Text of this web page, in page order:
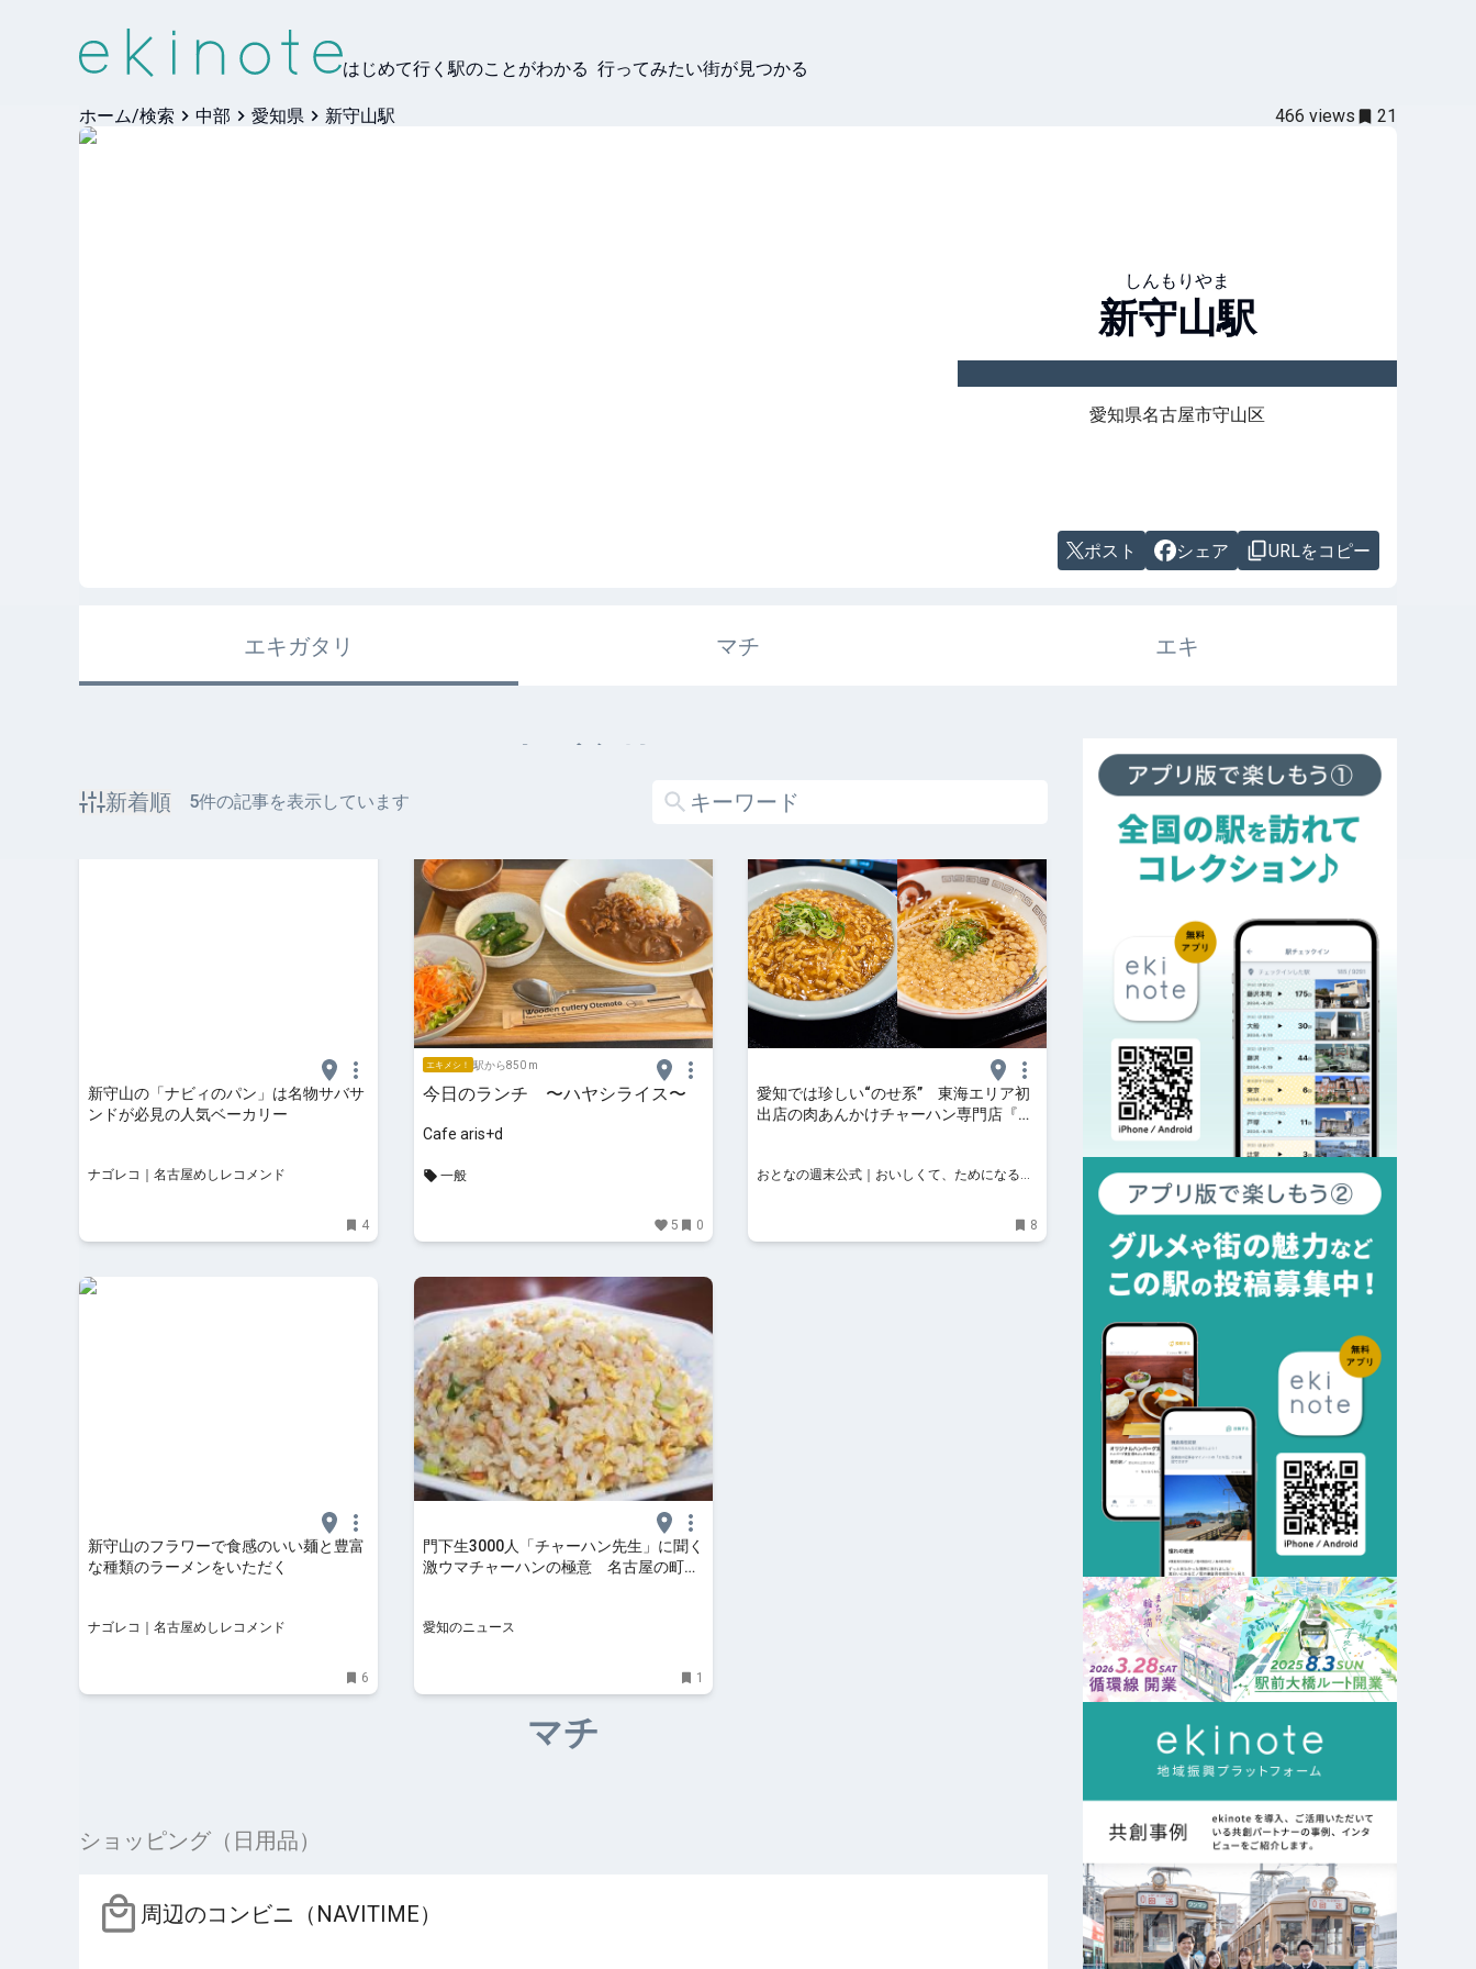
はじめて行く駅のことがわかる 行ってみたい街が見つかる
ホーム/検索 中部 愛知県 新守山駅 466 views 21
しんもりやま
新守山駅
愛知県名古屋市守山区
ポスト シェア URLをコピー
エキガタリ マチ エキ
エキガタリ
新着順 5件の記事を表示しています
新守山の「ナビィのパン」は名物サバサ
ンドが必見の人気ベーカリー
ナゴレコ｜名古屋めしレコメンド
4
エキメシ！ 駅から850 m
今日のランチ 〜ハヤシライス〜
Cafe aris+d
一般
5 0
愛知では珍しい“のせ系” 東海エリア初
出店の肉あんかけチャーハン専門店『炒
ニュースサイト
おとなの週末公式｜おいしくて、ためになる食
8
新守山のフラワーで食感のいい麺と豊富
な種類のラーメンをいただく
ナゴレコ｜名古屋めしレコメンド
6
門下生3000人「チャーハン先生」に聞く
激ウマチャーハンの極意 名古屋の町中
愛知のニュース
1
マチ
ショッピング（日用品）
周辺のコンビニ（NAVITIME）